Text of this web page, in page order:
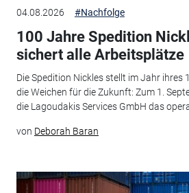
04.08.2026 #Nachfolge
100 Jahre Spedition
sichert alle Arbeitsplätze
Die Spedition Nickles stellt im Jahr ihres
die Weichen für die Zukunft: Zum 1.
die Lagoudakis Services GmbH das
von Deborah Baran